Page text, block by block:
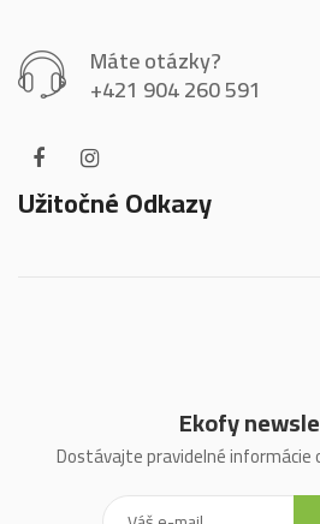
Máte otázky?
+421 904 260 591
Užitočné Odkazy
Ekofy
Dostávajte pravidelné informácie